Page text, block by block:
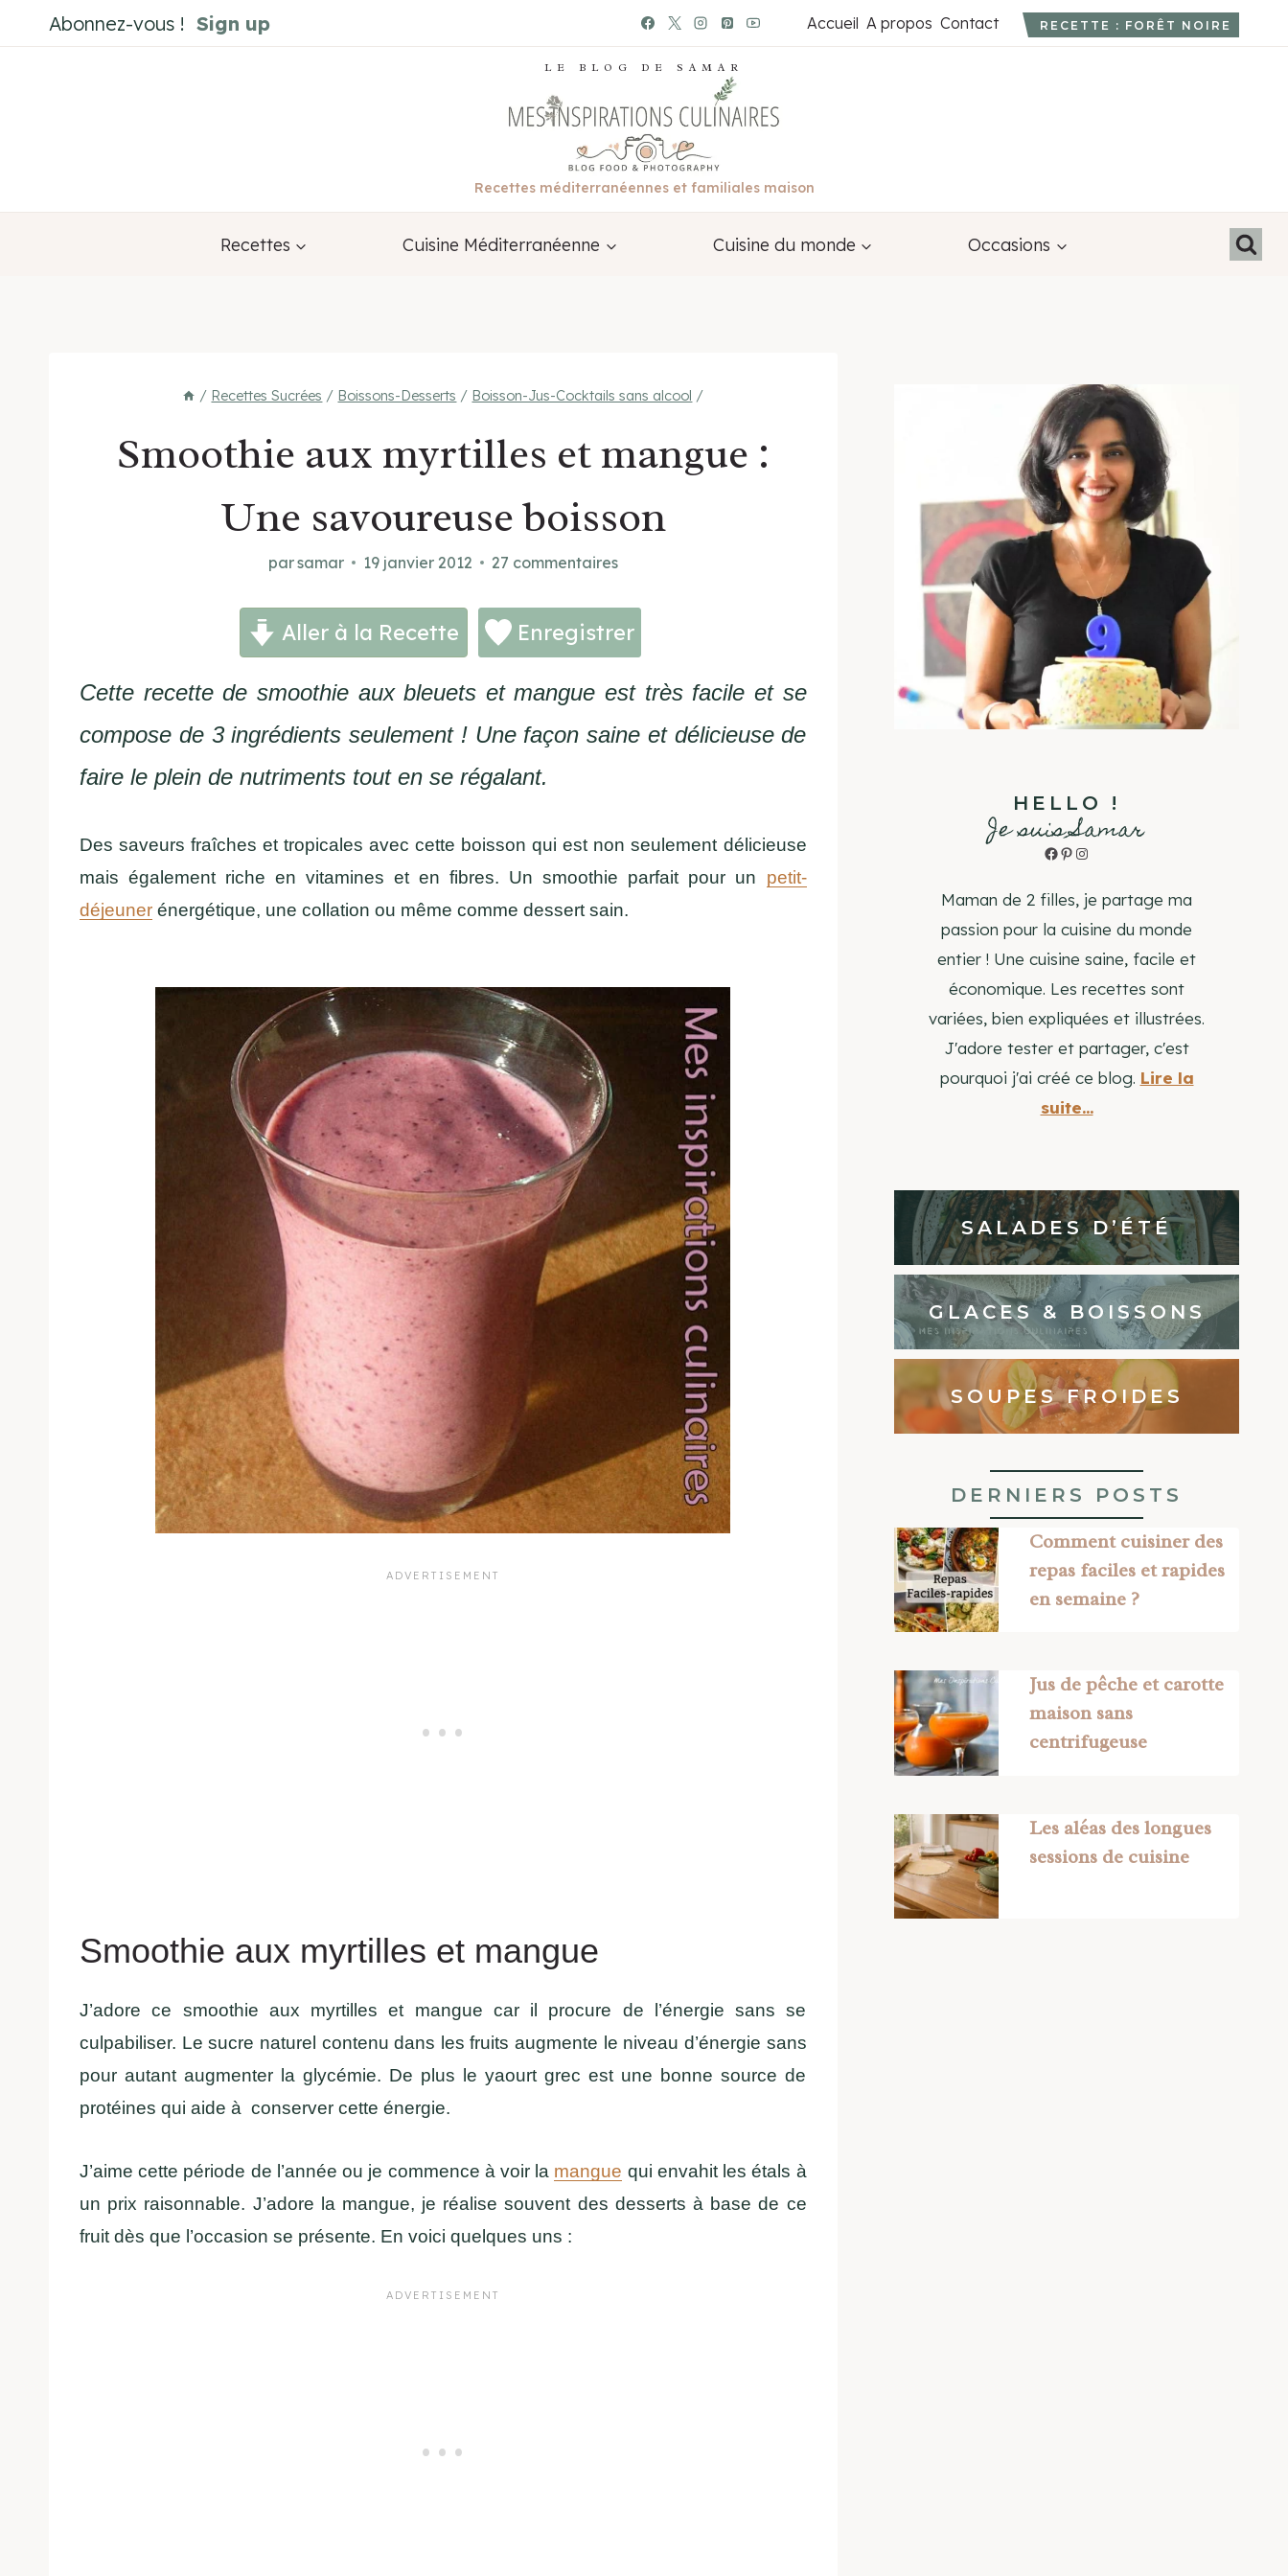
au
Abonnez-vous ! Sign up Accueil A propos Contact RECETTE : FORÊT NOIRE
LE BLOG DE SAMAR
Recettes méditerranéennes et familiales maison
Recettes Cuisine Méditerranéenne Cuisine du monde Occasions
/ Recettes Sucrées / Boissons-Desserts / Boisson-Jus-Cocktails sans alcool /
Smoothie aux myrtilles et mangue :
Une savoureuse boisson
parsamar 19 janvier 2012 27 commentaires
Aller à la Recette Enregistrer
Cette recette de smoothie aux bleuets et mangue est très facile et se
compose de 3 ingrédients seulement ! Une façon saine et délicieuse de
faire le plein de nutriments tout en se régalant.
Des saveurs fraîches et tropicales avec cette boisson qui est non seulement délicieuse
mais également riche en vitamines et en fibres. Un smoothie parfait pour un petit-
déjeuner énergétique, une collation ou même comme dessert sain.
Smoothie aux myrtilles et mangue
J’adore ce smoothie aux myrtilles et mangue car il procure de l’énergie sans se
culpabiliser. Le sucre naturel contenu dans les fruits augmente le niveau d’énergie sans
pour autant augmenter la glycémie. De plus le yaourt grec est une bonne source de
protéines qui aide à conserver cette énergie.
J’aime cette période de l’année ou je commence à voir la mangue qui envahit les étals à
un prix raisonnable. J’adore la mangue, je réalise souvent des desserts à base de ce
fruit dès que l’occasion se présente. En voici quelques uns :
HELLO !
Je suis Samar
Facebook
Pinterest
Instagram
Maman de 2 filles, je partage ma
passion pour la cuisine du monde
entier ! Une cuisine saine, facile et
économique. Les recettes sont
variées, bien expliquées et illustrées.
J'adore tester et partager, c'est
pourquoi j'ai créé ce blog. Lire la
suite...
SALADES D’ÉTÉ
GLACES & BOISSONS
SOUPES FROIDES
DERNIERS POSTS
Comment cuisiner des
repas faciles et rapides
en semaine ?
Jus de pêche et carotte
maison sans
centrifugeuse
Les aléas des longues
sessions de cuisine